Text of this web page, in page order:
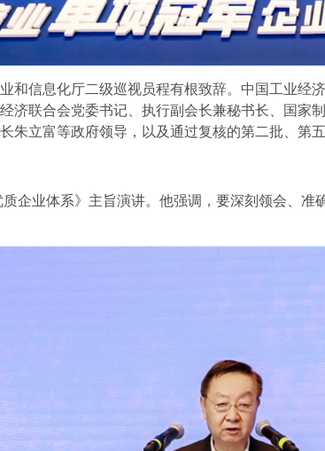
信息化厅二级巡视员程有根致辞。中国工业经
济联合会党委书记、执行副会长兼秘书长、国家
朱立富等政府领导，以及通过复核的第二批、第
业体系》主旨演讲。他强调，要深刻领会、准